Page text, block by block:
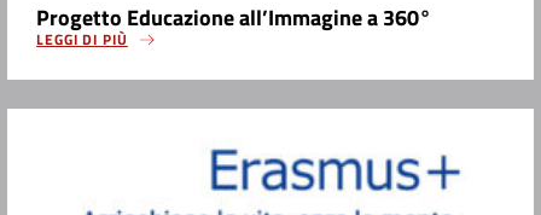
Progetto Educazione all’Immagine a 360°
LEGGI DI PIÙ